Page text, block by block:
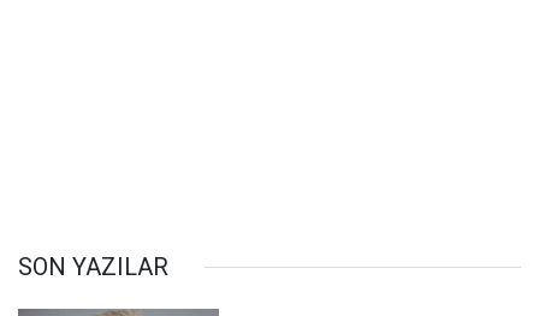
SON YAZILAR